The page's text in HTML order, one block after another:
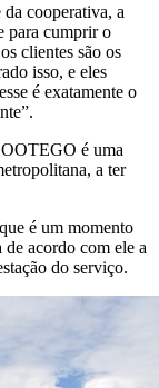
cooperativa, a
para cumprir o
clientes são os
isso, e eles
é exatamente o
é uma
a ter
é um momento
acordo com ele a
do serviço.